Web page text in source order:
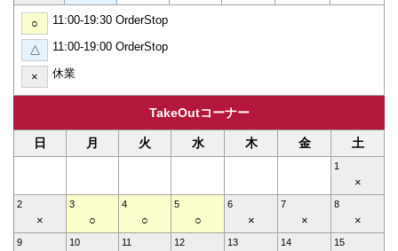
○ 11:00-19:30 OrderStop
△ 11:00-19:00 OrderStop
× 休業
TakeOutコーナー
日 月 火 水 木 金 土
1
×
2
×
3
○
4
○
5
○
6
×
7
×
8
×
9 10 11 12 13 14 15